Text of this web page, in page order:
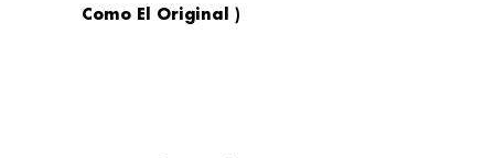
Como El Original )